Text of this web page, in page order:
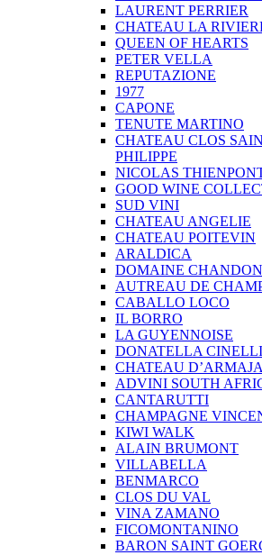
LAURENT PERRIER
CHATEAU LA
QUEEN OF HEARTS
PETER VELLA
REPUTAZIONE
1977
CAPONE
TENUTE MARTINO
CHATEAU CLOS
PHILIPPE
NICOLAS
GOOD WINE
SUD VINI
CHATEAU ANGELIE
CHATEAU POITEVIN
ARALDICA
DOMAINE
AUTREAU DE
CABALLO LOCO
IL BORRO
LA GUYENNOISE
DONATELLA
CHATEAU
ADVINI SOUTH
CANTARUTTI
CHAMPAGNE
KIWI WALK
ALAIN BRUMONT
VILLABELLA
BENMARCO
CLOS DU VAL
VINA ZAMANO
FICOMONTANINO
BARON SAINT